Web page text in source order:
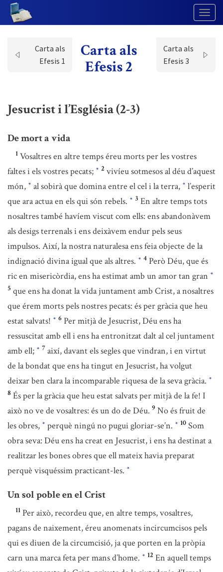
Carta als
Efesis 1
Carta als
Efesis 2
Carta als
Efesis 3
Jesucrist i l’Església (2-3)
De mort a vida
1 Vosaltres en altre temps éreu morts per les vostres
faltes i els vostres pecats; * 2 vivíeu sotmesos al déu d’aquest
món, * al sobirà que domina entre el cel i la terra, * l’esperit
que ara actua en els qui són rebels. * 3 En altre temps tots
nosaltres també havíem viscut com ells: ens abandonàvem
als desigs terrenals i ens deixàvem endur pels seus
impulsos. Així, la nostra naturalesa ens feia objecte de la
indignació divina igual que als altres. * 4 Però Déu, que és
ric en misericòrdia, ens ha estimat amb un amor tan gran *
5 que ens ha donat la vida juntament amb Crist, a nosaltres
que érem morts pels nostres pecats: és per gràcia que heu
estat salvats! * 6 Per mitjà de Jesucrist, Déu ens ha
ressuscitat amb ell i ens ha entronitzat dalt al cel juntament
amb ell; * 7 així, davant els segles que vindran, i en virtut
de la bondat que ens ha tingut en Jesucrist, ha volgut
deixar ben clara la incomparable riquesa de la seva gràcia. *
8 És per la gràcia que heu estat salvats per mitjà de la fe! I
això no ve de vosaltres: és un do de Déu. 9 No és fruit de
les obres, * perquè ningú no pugui gloriar-se’n. * 10 Som
obra seva: Déu ens ha creat en Jesucrist, i ens ha destinat a
realitzar les bones obres que ell mateix havia preparat
perquè visquéssim practicant-les. *
Un sol poble en el Crist
11 Per això, recordeu que, en altre temps, vosaltres,
pagans de naixement, éreu anomenats incircumcisos pels
qui es diuen de la circumcisió, ja que porten en la pròpia
carn una marca feta per mans d’home. * 12 En aquell temps